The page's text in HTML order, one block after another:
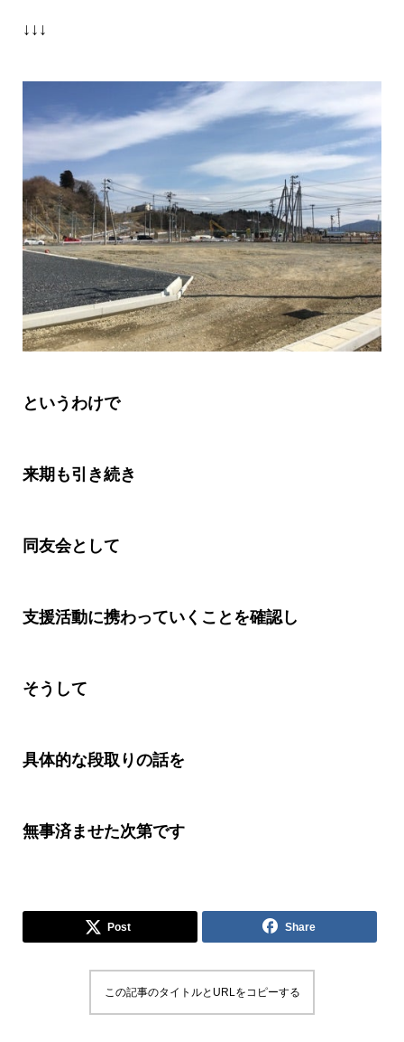
↓↓↓
というわけで
来期も引き続き
同友会として
支援活動に携わっていくことを確認し
そうして
具体的な段取りの話を
無事済ませた次第です
Post Share
この記事のタイトルとURLをコピーする